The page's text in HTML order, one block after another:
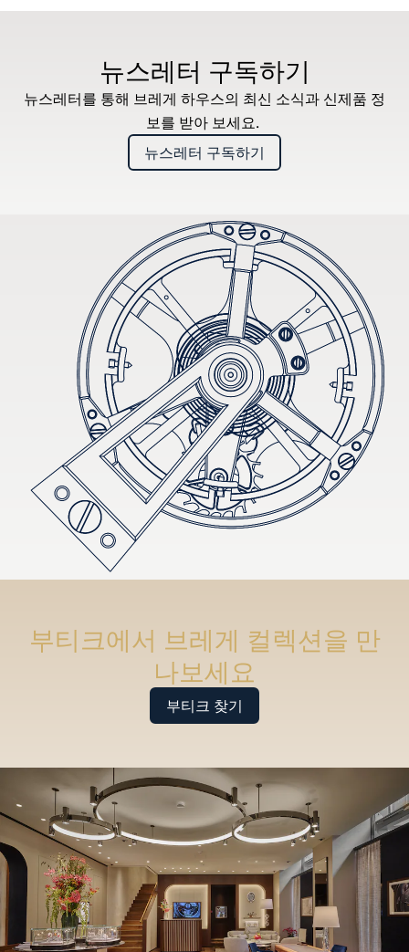
뉴스레터 구독하기
뉴스레터를 통해 브레게 하우스의 최신 소식과 신제품 정
보를 받아 보세요.
뉴스레터 구독하기
부티크에서 브레게 컬렉션을 만
나보세요
부티크 찾기